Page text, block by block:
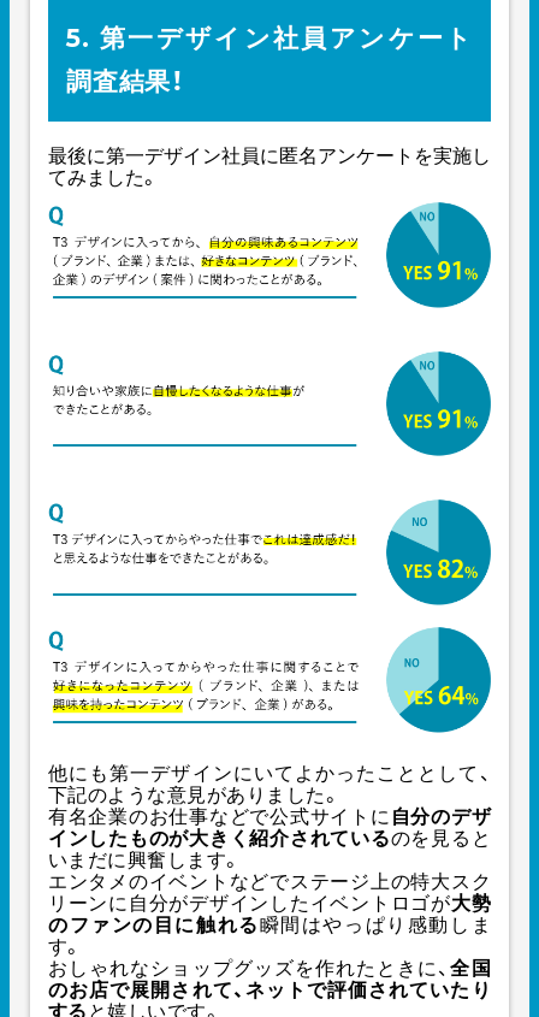
5. 第一デザイン社員アンケート
調査結果！
最後に第一デザイン社員に匿名アンケートを実施し
てみました。
他にも第一デザインにいてよかったこととして、
下記のような意見がありました。
有名企業のお仕事などで公式サイトに 自分のデザ
インしたものが大きく紹介されているのを見ると
いまだに興奮します。
エンタメのイベントなどでステージ上の特大スク
リーンに自分がデザインしたイベントロゴが大勢
のファンの目に触れる瞬間はやっぱり感動しま
す。
おしゃれなショップグッズを作れたときに、全国
のお店で展開されて、ネットで評価されていたり
する と嬉しいです。